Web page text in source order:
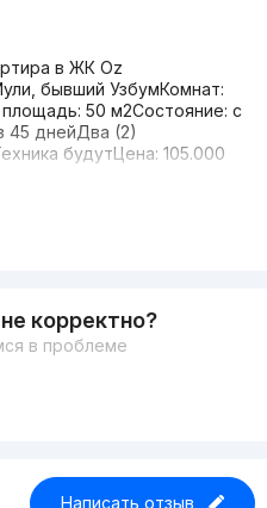
в ЖК Oz
бывший УзбумКомнат:
50 м2Состояние: с
45 днейДва (2)
будутЦена: 105.000
корректно?
в проблеме
Написать отзыв